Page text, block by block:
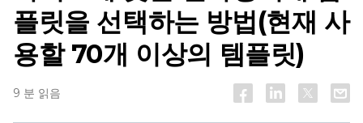
플릿을 선택하는 방법(현재 사
용할 70개 이상의 템플릿)
9 분 읽음